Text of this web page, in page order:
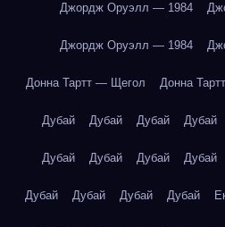
Джордж Оруэлл — 1984
Джордж Оруэлл — 1984
Донна Тартт — Щегол Донна
Дубай Дубай Дубай Дубай
Дубай Дубай Дубай Дубай
Дубай Дубай Дубай Дубай